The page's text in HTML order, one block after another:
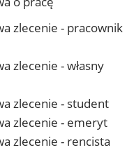
zlecenie - pracownik
zlecenie - własny
zlecenie - student
zlecenie - emeryt
zlecenie - rencista